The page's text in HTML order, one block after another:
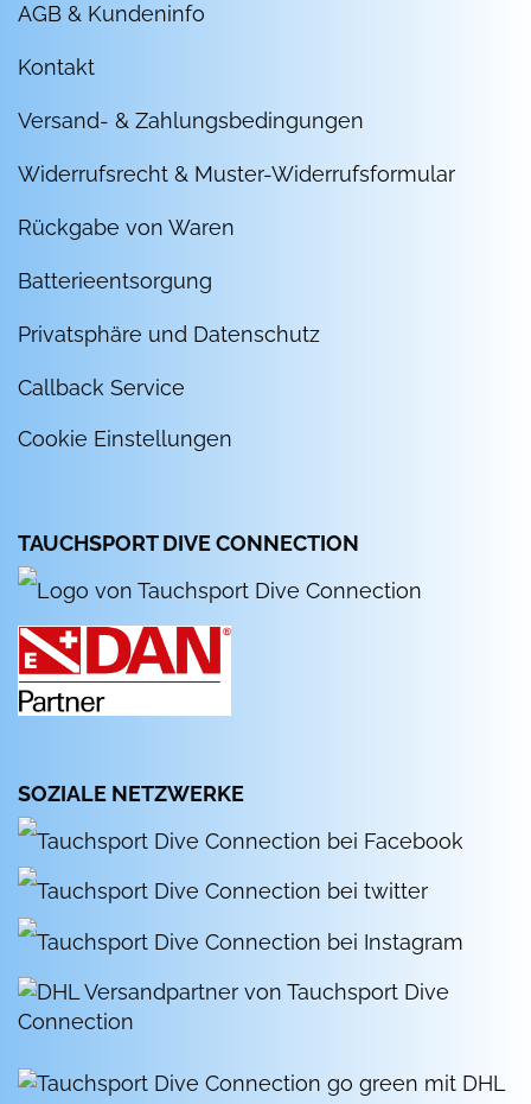
AGB & Kundeninfo
Kontakt
Versand- & Zahlungsbedingungen
Widerrufsrecht & Muster-Widerrufsformular
Rückgabe von Waren
Batterieentsorgung
Privatsphäre und Datenschutz
Callback Service
Cookie Einstellungen
TAUCHSPORT DIVE CONNECTION
SOZIALE NETZWERKE